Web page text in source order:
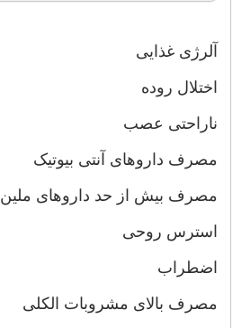
آلرژی غذایی
اختلال روده
ناراحتی عصب
مصرف داروهای آنتی بیوتیک
مصرف بیش از حد داروهای ملین
استرس روحی
اضطراب
مصرف بالای مشروبات الکلی